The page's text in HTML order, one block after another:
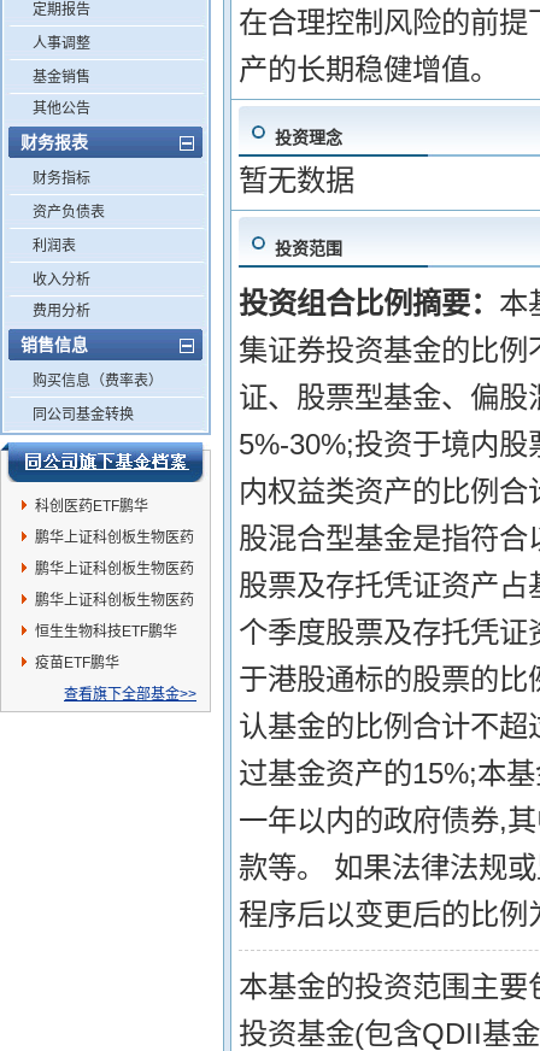
定期报告
人事调整
基金销售
其他公告
财务报表
财务指标
资产负债表
利润表
收入分析
费用分析
销售信息
购买信息（费率表）
同公司基金转换
科创医药ETF鹏华
鹏华上证科创板生物医药
ETF发起式联接A
鹏华上证科创板生物医药
ETF发起式联接C
鹏华上证科创板生物医药
ETF发起式联接I
恒生生物科技ETF鹏华
疫苗ETF鹏华
查看旗下全部基金>>
在合理控制风险的前
产的长期稳健增值。
投资理念
暂无数据
投资范围
投资组合比例摘要： 本
集证券投资基金的比
证、股票型基金、偏
5%-30%;投资于境内
内权益类资产的比例
股混合型基金是指符
股票及存托凭证资产
个季度股票及存托凭
于港股通标的股票的
认基金的比例合计不
过基金资产的15%;本
一年以内的政府债券,
款等。 如果法律法规
程序后以变更后的比
本基金的投资范围主
投资基金(包含QDII基